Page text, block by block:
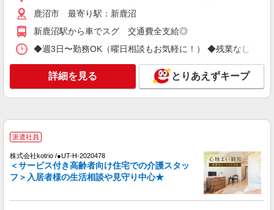
サポートなど
時給1500円〜2125円 ＜日払い有/週払い有/交
通費全支給(ガソリン代含む)＞
詳細を見る
時給1500円〜2125円 ＜日払い有/週払い有/交
通費全支給(ガソリン代含む)＞
鹿沼市 最寄り駅：新鹿沼
新鹿沼駅から車でスグ 交通費全支給◎
◆週3日〜勤務OK（曜日相談もお気軽に！） ◆残業なし！日
詳細を見る とりあえずキープ
派遣社員
株式会社kotrio /●UT-H-2020478
＜サービス付き高齢者向け住宅での介護スタッ
フ＞入居者様の生活相談や見守り中心★